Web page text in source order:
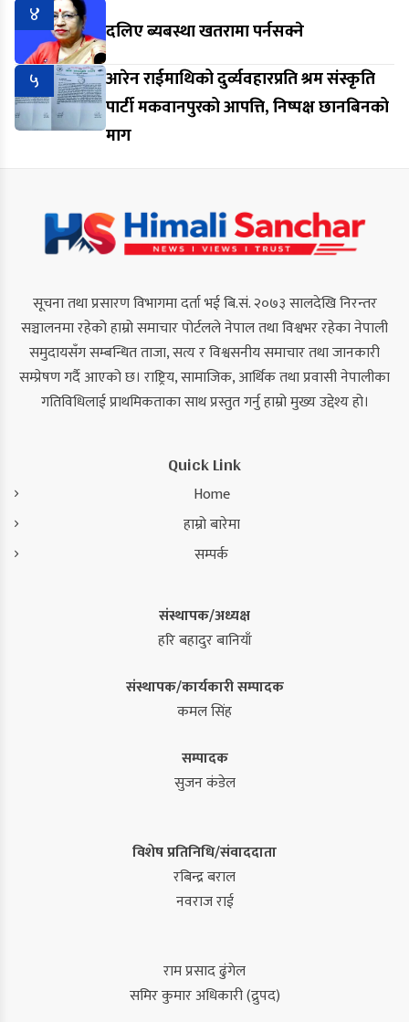
४
दलिए ब्यबस्था खतरामा पर्नसक्ने
५
आरेन राईमाथिको दुर्व्यवहारप्रति श्रम संस्कृति
पार्टी मकवानपुरको आपत्ति, निष्पक्ष छानबिनको
माग
सूचना तथा प्रसारण विभागमा दर्ता भई बि.सं. २०७३ सालदेखि निरन्तर
सञ्चालनमा रहेको हाम्रो समाचार पोर्टलले नेपाल तथा विश्वभर रहेका नेपाली
समुदायसँग सम्बन्धित ताजा, सत्य र विश्वसनीय समाचार तथा जानकारी
सम्प्रेषण गर्दै आएको छ। राष्ट्रिय, सामाजिक, आर्थिक तथा प्रवासी नेपालीका
गतिविधिलाई प्राथमिकताका साथ प्रस्तुत गर्नु हाम्रो मुख्य उद्देश्य हो।
Quick Link
Home
हाम्रो बारेमा
सम्पर्क
संस्थापक/अध्यक्ष
हरि बहादुर बानियाँ
संस्थापक/कार्यकारी सम्पादक
कमल सिंह
सम्पादक
सुजन कंडेल
विशेष प्रतिनिधि/संवाददाता
रबिन्द्र बराल
नवराज राई
राम प्रसाद ढुंगेल
समिर कुमार अधिकारी (द्रुपद)